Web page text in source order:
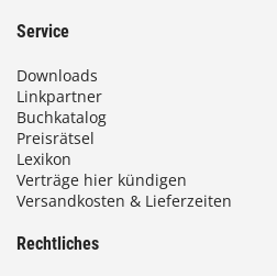
Service
Downloads
Linkpartner
Buchkatalog
Preisrätsel
Lexikon
Verträge hier kündigen
Versandkosten & Lieferzeiten
Rechtliches